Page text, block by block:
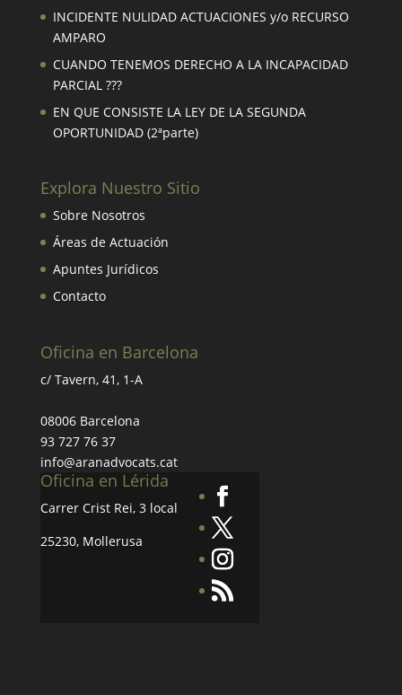
INCIDENTE NULIDAD ACTUACIONES y/o RECURSO
AMPARO
CUANDO TENEMOS DERECHO A LA INCAPACIDAD
PARCIAL ???
EN QUE CONSISTE LA LEY DE LA SEGUNDA
OPORTUNIDAD (2ªparte)
Explora Nuestro Sitio
Sobre Nosotros
Áreas de Actuación
Apuntes Jurídicos
Contacto
Oficina en Barcelona
c/ Tavern, 41, 1-A
08006 Barcelona
93 727 76 37
info@aranadvocats.cat
Oficina en Lérida
Carrer Crist Rei, 3 local
25230, Mollerusa